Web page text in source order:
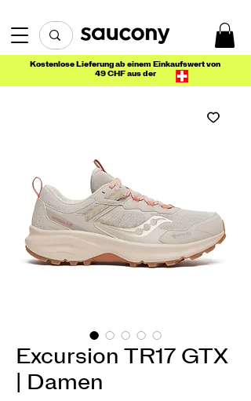
Kostenlose Lieferung ab einem Einkaufswert von
49 CHF aus der
Excursion TR17 GTX
| Damen